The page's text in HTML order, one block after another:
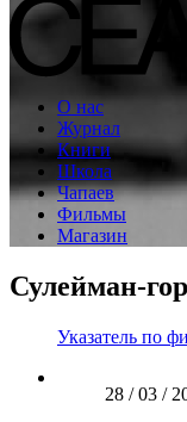
О нас
Журнал
Книги
Школа
Чапаев
Фильмы
Магазин
Сулейман-
Указатель по
28 / 03 /